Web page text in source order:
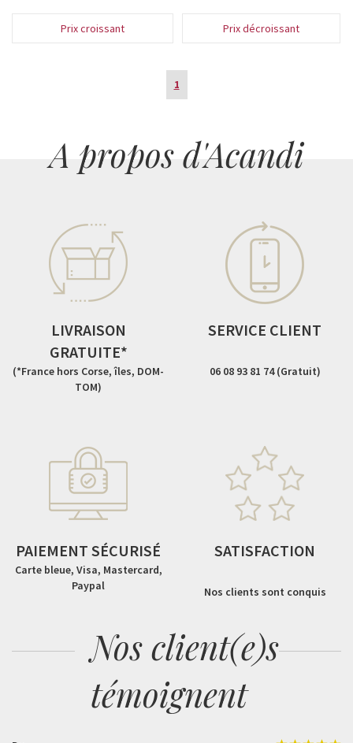
Prix croissant Prix décroissant
1
A propos d'Acandi
LIVRAISON
GRATUITE*
(*France hors Corse, îles, DOM-
TOM)
SERVICE CLIENT
06 08 93 81 74 (Gratuit)
PAIEMENT SÉCURISÉ
Carte bleue, Visa, Mastercard,
Paypal
SATISFACTION
Nos clients sont conquis
Nos client(e)s
témoignent